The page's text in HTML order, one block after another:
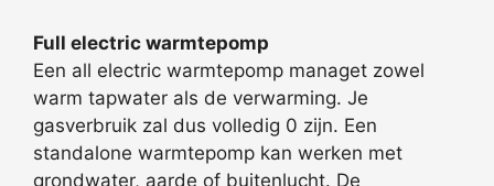
Full electric warmtepomp
Een all electric warmtepomp managet zowel
warm tapwater als de verwarming. Je
gasverbruik zal dus volledig 0 zijn. Een
standalone warmtepomp kan werken met
grondwater, aarde of buitenlucht. De